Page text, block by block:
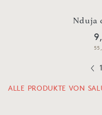
Nduja
1
ALLE PRODUKTE VON